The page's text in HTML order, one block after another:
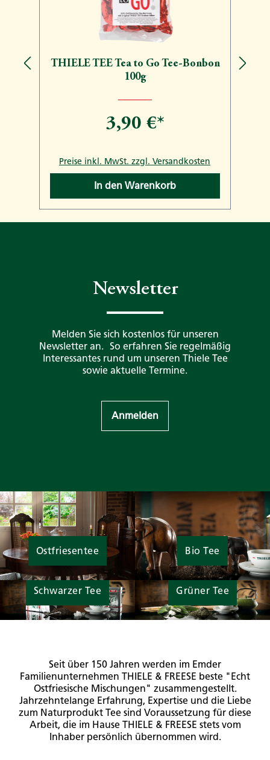
THIELE TEE Tea to Go Tee-Bonbon
100g
3,90 €*
Preise inkl. MwSt. zzgl. Versandkosten
In den Warenkorb
Newsletter
Melden Sie sich kostenlos für unseren
Newsletter an. So erfahren Sie regelmäßig
Interessantes rund um unseren Thiele Tee
sowie aktuelle Termine.
Anmelden
Ostfriesentee Bio Tee
Schwarzer Tee Grüner Tee
Seit über 150 Jahren werden im Emder
Familienunternehmen THIELE & FREESE beste "Echt
Ostfriesische Mischungen" zusammengestellt.
Jahrzehntelange Erfahrung, Expertise und die Liebe
zum Naturprodukt Tee sind Voraussetzung für diese
Arbeit, die im Hause THIELE & FREESE stets vom
Inhaber persönlich übernommen wird.